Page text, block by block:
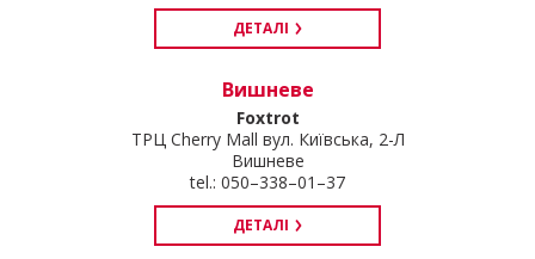
ДЕТАЛІ
Вишневе
Foxtrot
ТРЦ Cherry Mall вул. Київська, 2-Л
Вишневе
tel.: 050–338–01–37
ДЕТАЛІ